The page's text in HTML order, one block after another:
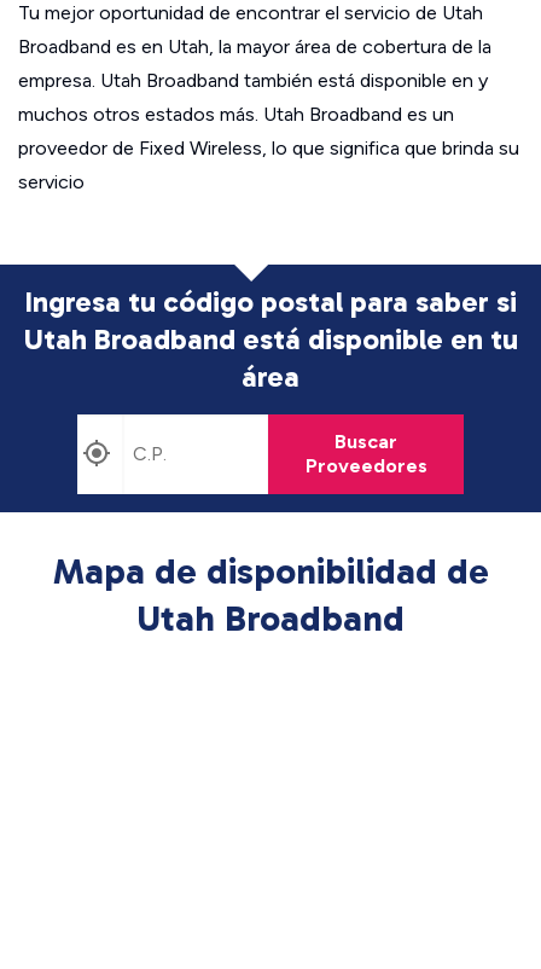
Tu mejor oportunidad de encontrar el servicio de Utah
Broadband es en Utah, la mayor área de cobertura de la
empresa. Utah Broadband también está disponible en y
muchos otros estados más. Utah Broadband es un
proveedor de Fixed Wireless, lo que significa que brinda su
servicio
Ingresa tu código postal para saber si
Utah Broadband está disponible en tu
área
Buscar
Proveedores
Mapa de disponibilidad de
Utah Broadband